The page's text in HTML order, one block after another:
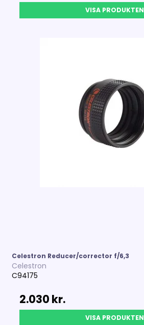
VISA PRODUKTEN
Celestron Reducer/corrector f/6,3
Celestron
C94175
2.030 kr.
VISA PRODUKTEN